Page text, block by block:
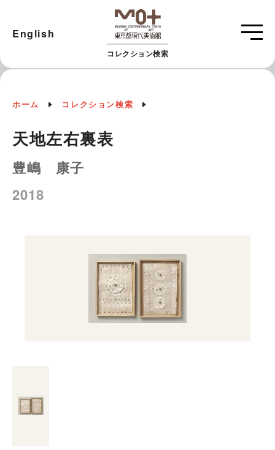
コレクション検索
English
ホーム コレクション検索
天地左右裏表
豊嶋 康子
2018